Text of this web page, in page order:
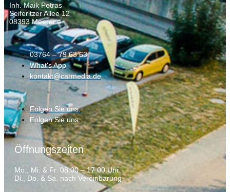
Inh. Maik Petras
Seiferitzer Allee 12
08393 Meerane
03764 – 79 63 63
What's App
kontakt@carmedia.de
Folgen Sie uns.
Folgen Sie uns.
Öffnungszeiten
Mo., Mi. & Fr. 08.00 – 17.00 Uhr
Di., Do. & Sa. nach Vereinbarung